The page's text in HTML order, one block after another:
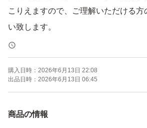
こりえますので、ご理解いただける
い致します。
神経質な方の購入は、ご遠慮下さい。
即購入OK,値下げ不可です。
購入日時： 2026年6月13日 22:08
出品日時： 2026年6月13日 06:45
商品の情報